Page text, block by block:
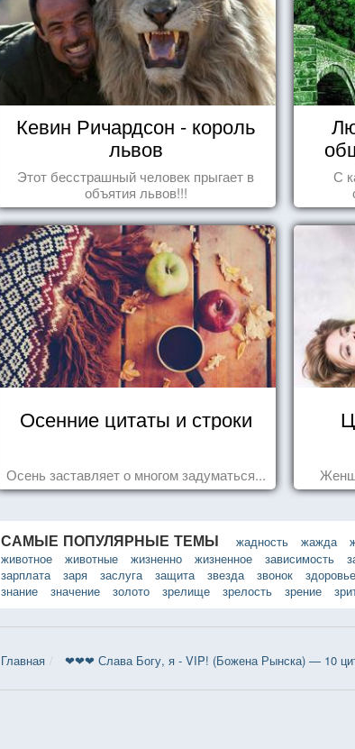
Кевин Ричардсон - король
львов
Этот бесстрашный человек прыгает в
объятия львов!!!
С
Осенние цитаты и строки
Осень заставляет о многом задуматься...
САМЫЕ ПОПУЛЯРНЫЕ ТЕМЫ жадность жажда
животное
животные жизненно жизненное зависимость
зарплата
заря заслуга защита звезда звонок здоровье
знание
значение золото зрелище зрелость зрение
Главная ❤❤❤ Слава Богу, я - VIP! (Божена Рынска) — 10